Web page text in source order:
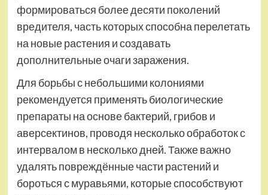
формироваться более десяти поколений
вредителя, часть которых способна перелетать
на новые растения и создавать
дополнительные очаги заражения.
Для борьбы с небольшими колониями
рекомендуется применять биологические
препараты на основе бактерий, грибов и
аверсектинов, проводя несколько обработок с
интервалом в несколько дней. Также важно
удалять повреждённые части растений и
бороться с муравьями, которые способствуют